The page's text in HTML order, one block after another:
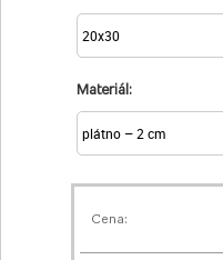
Materiál:
Cena: